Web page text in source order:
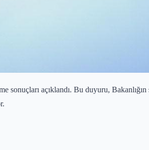
sonuçları açıklandı. Bu duyuru,